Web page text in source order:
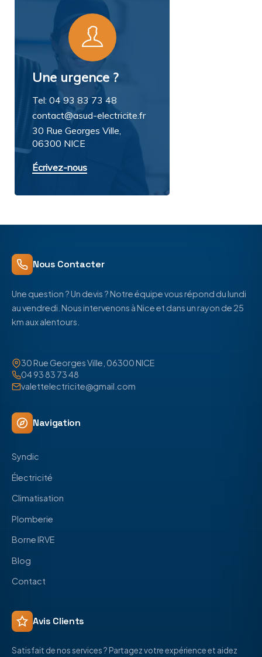
Une urgence ?
Tel: 04 93 83 73 48
contact@asud-electricite.fr
30 Rue Georges Ville,
06300 NICE
Écrivez-nous
Nous Contacter
Une question ? Un devis ? Notre équipe vous répond du lundi
au vendredi. Nous intervenons à Nice et dans un rayon de 25
km aux alentours.
30 Rue Georges Ville, 06300 NICE
04 93 83 73 48
valettelectricite@gmail.com
Navigation
Syndic
Électricité
Climatisation
Plomberie
Borne IRVE
Blog
Contact
Avis Clients
Satisfait de nos services ? Partagez votre expérience et aidez